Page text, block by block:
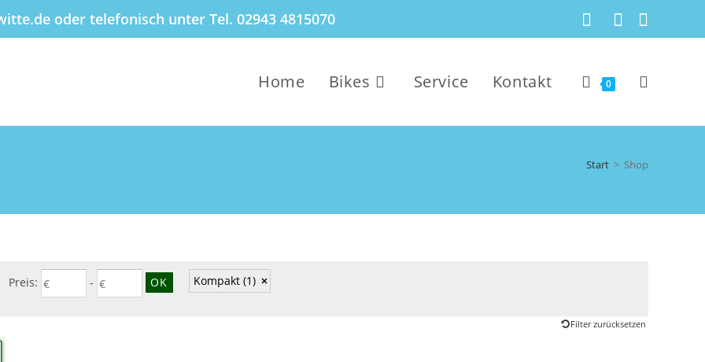
oder telefonisch unter Tel. 02943 4815070
Home Bikes Service Kontakt 0
Start > Shop
Preis: - Kompakt (1)
Filter zurücksetzen